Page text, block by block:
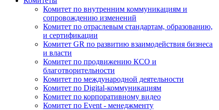
Комитет по внутренним коммуникациям и
сопровождению изменений
Комитет по отраслевым стандартам, образованию,
и сертификации
Комитет GR по развитию взаимодействия бизнеса
и власти
Комитет по продвижению КСО и
благотворительности
Комитет по международной деятельности
Комитет по Digital-коммуникациям
Комитет по корпоративному видео
Комитет по Event - менеджменту